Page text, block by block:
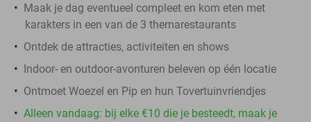
Maak je dag eventueel compleet en kom eten met
karakters in een van de 3 themarestaurants
Ontdek de attracties, activiteiten en shows
Indoor- en outdoor-avonturen beleven op één locatie
Ontmoet Woezel en Pip en hun Tovertuinvriendjes
Alleen vandaag: bij elke €10 die je besteedt, maak je